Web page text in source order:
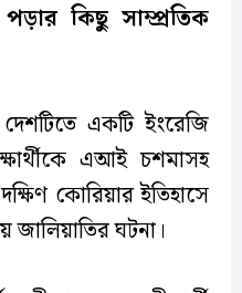
কিছু সাম্প্রতিক
দেশটিতে একটি ইংরেজি
এআই চশমাসহ
কোরিয়ার ইতিহাসে
ঘটনা।